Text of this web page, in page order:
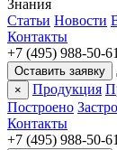
Знания
Статьи Новости
Контакты
+7 (495) 988-50-61
Оставить заявку
×
Продукция
Построено
Контакты
+7 (495) 988-50-61